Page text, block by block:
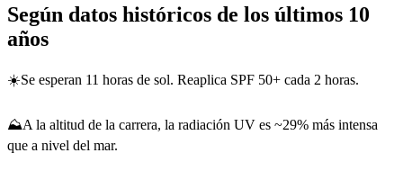
Según datos históricos de los últimos 10
años
☀️Se esperan 11 horas de sol. Reaplica SPF 50+ cada 2 horas.
⛰️A la altitud de la carrera, la radiación UV es ~29% más intensa
que a nivel del mar.